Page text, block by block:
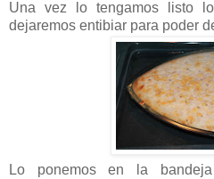
Una vez lo tengamos listo
dejaremos entibiar para poder
Lo ponemos en la